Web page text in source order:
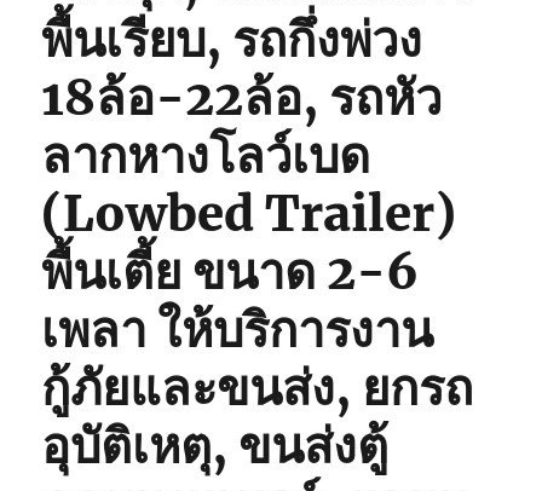
พื้นเรียบ, รถกึ่งพ่วง
18ล้อ-22ล้อ, รถหัว
ลากหางโลว์เบด
(Lowbed Trailer)
พื้นเตี้ย ขนาด 2-6
เพลา ให้บริการงาน
กู้ภัยและขนส่ง, ยกรถ
อุบัติเหตุ, ขนส่งตู้